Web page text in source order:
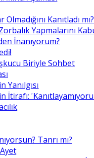
Olmadığını Kanıtladı
Yapmalarını
İnanıyorum?
Biriyle Sohbet
İtirafı:
Tanrı mı?